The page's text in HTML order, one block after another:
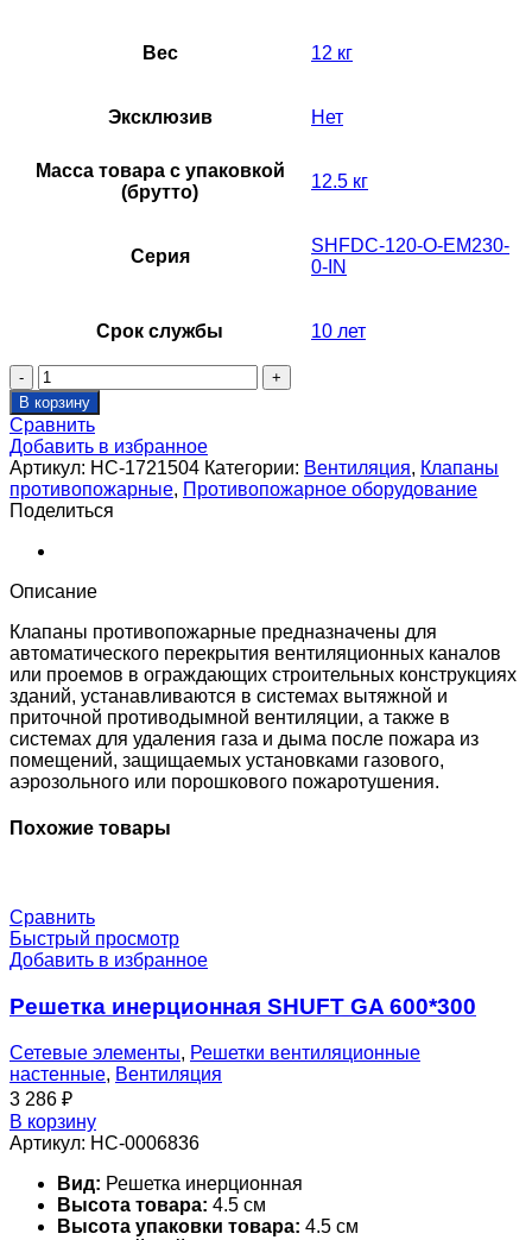
Вес 12 кг
Эксклюзив Нет
Масса товара с упаковкой
(брутто)
12.5 кг
Серия
SHFDC-120-O-EM230-
0-IN
Срок службы 10 лет
Количество
товара
Клапан
противопожарный
SHUFT
SHFDC-
120-
O-
400_1150-
0-
0-
0
В корзину
Сравнить
Добавить в избранное
Артикул: НС-1721504 Категории: Вентиляция, Клапаны
противопожарные, Противопожарное оборудование
Поделиться
Описание
Клапаны противопожарные предназначены для
автоматического перекрытия вентиляционных каналов
или проемов в ограждающих строительных конструкциях
зданий, устанавливаются в системах вытяжной и
приточной противодымной вентиляции, а также в
системах для удаления газа и дыма после пожара из
помещений, защищаемых установками газового,
аэрозольного или порошкового пожаротушения.
Похожие товары
Сравнить
Быстрый просмотр
Добавить в избранное
Решетка инерционная SHUFT GA 600*300
Сетевые элементы, Решетки вентиляционные
настенные, Вентиляция
3 286 ₽
В корзину
Артикул: НС-0006836
Вид: Решетка инерционная
Высота товара: 4.5 см
Высота упаковки товара: 4.5 см